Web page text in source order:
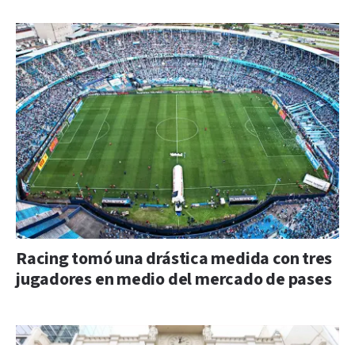
Racing tomó una drástica medida con tres
jugadores en medio del mercado de pases